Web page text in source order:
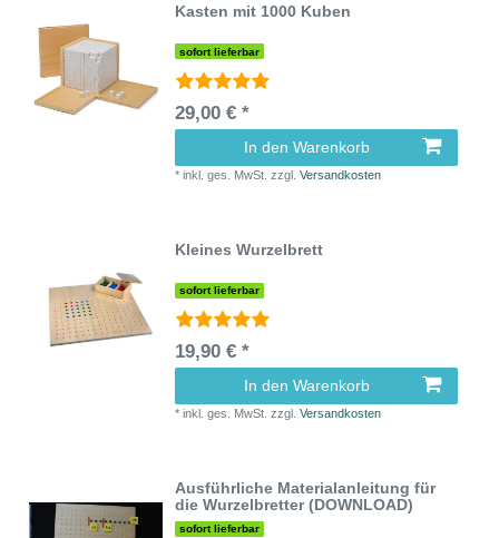
Kasten mit 1000 Kuben
sofort lieferbar
29,00 € *
In den Warenkorb
*inkl. ges. MwSt. zzgl.Versandkosten
Kleines Wurzelbrett
sofort lieferbar
19,90 € *
In den Warenkorb
*inkl. ges. MwSt. zzgl.Versandkosten
Ausführliche Materialanleitung für
die Wurzelbretter (DOWNLOAD)
sofort lieferbar